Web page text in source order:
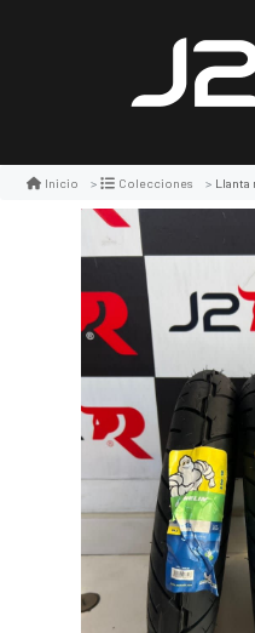
Inicio Colecciones Llanta